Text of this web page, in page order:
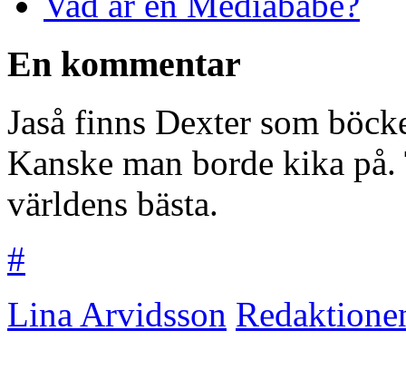
En kommentar
Jaså finns Dexter som
Kanske man borde kika
världens bästa.
#
Lina Arvidsson